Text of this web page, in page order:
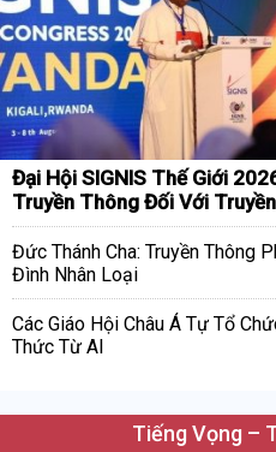
Đại Hội SIGNIS Thế Giới
Truyền Thông Đối Với
Đức Thánh Cha: Truyền Thông
Đình Nhân Loại
Các Giáo Hội Châu Á Tự Tổ
Thức Từ AI
Tiếng Vọng –